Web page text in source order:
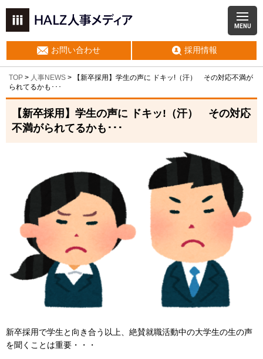
MENU
お問い合わせ 採用情報
TOP > 人事NEWS >
【新卒採用】学生の声に ドキッ!（汗） その対応不満が
られてるかも･･･
【新卒採用】学生の声に ドキッ!（汗） その対応
不満がられてるかも･･･
新卒採用で学生と向き合う以上、絶賛就職活動中の大学生の生の声
を聞くことは重要・・・